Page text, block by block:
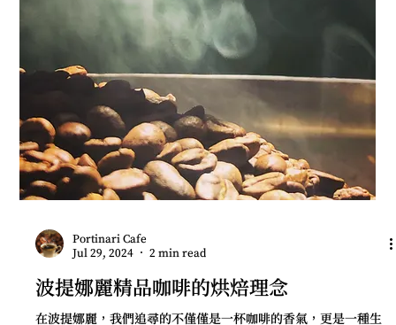
Portinari Cafe
Jul 29, 2024
2 min read
波提娜麗精品咖啡的烘焙理念
在波提娜麗，我們追尋的不僅僅是一杯咖啡的香氣，更是一種生